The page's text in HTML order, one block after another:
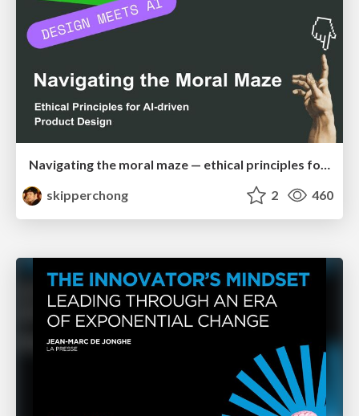
Navigating the moral maze — ethical principles for Al-driven product design
skipperchong
2 460